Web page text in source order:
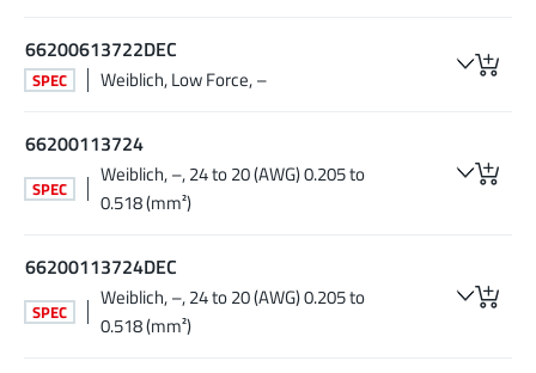
66200613722DEC
SPEC Weiblich, Low Force, –
66200113724
SPEC
Weiblich, –, 24 to 20 (AWG) 0.205 to
0.518 (mm²)
66200113724DEC
SPEC
Weiblich, –, 24 to 20 (AWG) 0.205 to
0.518 (mm²)